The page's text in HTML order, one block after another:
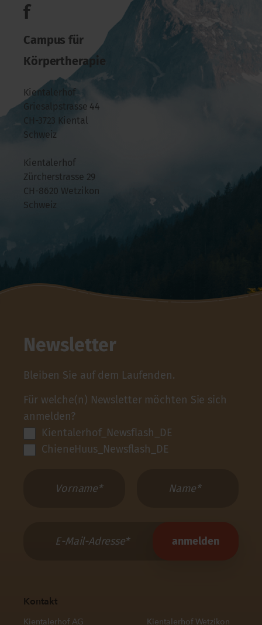
f
Campus für
Körpertherapie
Kientalerhof
Griesalpstrasse 44
CH-3723 Kiental
Schweiz
Kientalerhof
Zürcherstrasse 29
CH-8620 Wetzikon
Schweiz
Newsletter
Bleiben Sie auf dem Laufenden.
Für welche(n) Newsletter möchten Sie sich
anmelden?
Kientalerhof_Newsflash_DE
ChieneHuus_Newsflash_DE
Kontakt
Kientalerhof AG
Kientalerhof Wetzikon